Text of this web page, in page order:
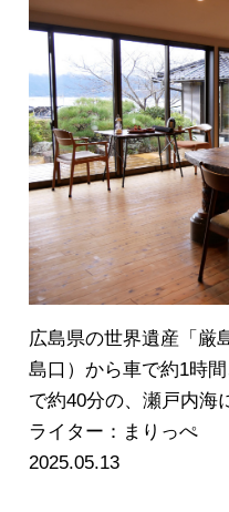
広島県の世界遺産「厳
島口）から車で約1時
で約40分の、瀬戸内海
組「人生の楽園」で紹
ります。それが1日1組
ライター：まりっぺ
2025.05.13